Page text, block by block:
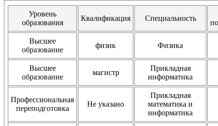
Уровень
образования
Квалификация Специальность
Высшее
образование
физик Физика
Высшее
образование
магистр
Прикладная
информатика
Профессиональная
переподготовка
Не указано
Прикладная
математика и
информатика